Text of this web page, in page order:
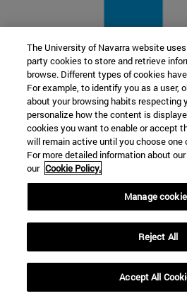
22 SEP
FUNCIÓN Y FICCIÓN.
Más información
The University of Navarra website
party cookies to store and retrieve
browse. Different types of cookies
For example, to identify you as a user,
about your browsing habits respecting
personalize how the content is
cookies you want to enable or accept
will remain active until you choose
For more detailed information about
our Cookie Policy.
Manage
Reject All
Accept All